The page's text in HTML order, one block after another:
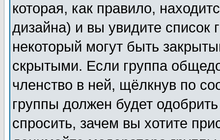
которая, как правило,
дизайна) и вы увидите список
некоторый могут быть
скрытыми. Если группа
членство в ней, щёлкнув по
группы должен будет
спросить, зачем вы хотите